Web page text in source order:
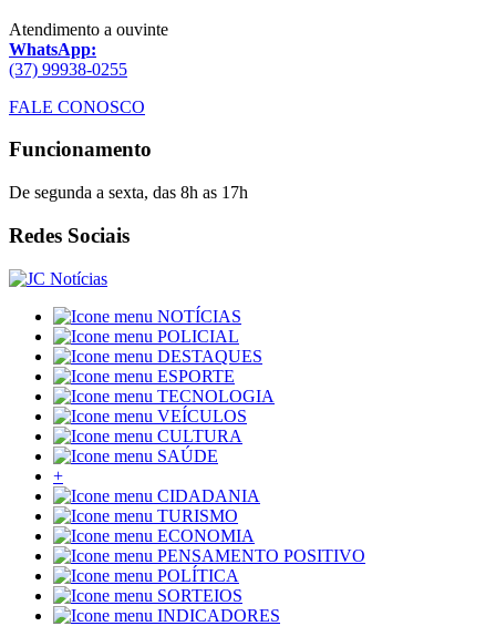
Atendimento a ouvinte
WhatsApp:
(37) 99938-0255
FALE CONOSCO
Funcionamento
De segunda a sexta, das 8h as 17h
Redes Sociais
NOTÍCIAS
POLICIAL
DESTAQUES
ESPORTE
TECNOLOGIA
VEÍCULOS
CULTURA
SAÚDE
+
CIDADANIA
TURISMO
ECONOMIA
PENSAMENTO POSITIVO
POLÍTICA
SORTEIOS
INDICADORES